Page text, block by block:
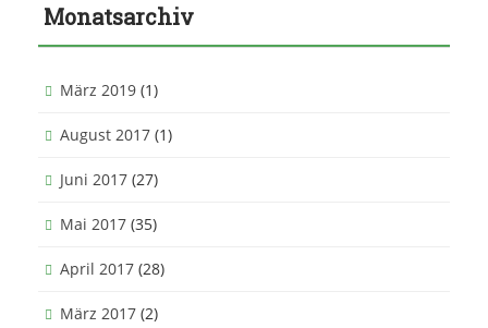
Monatsarchiv
März 2019 (1)
August 2017 (1)
Juni 2017 (27)
Mai 2017 (35)
April 2017 (28)
März 2017 (2)